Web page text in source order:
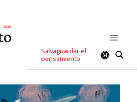
Salvaguardar el
pensamiento